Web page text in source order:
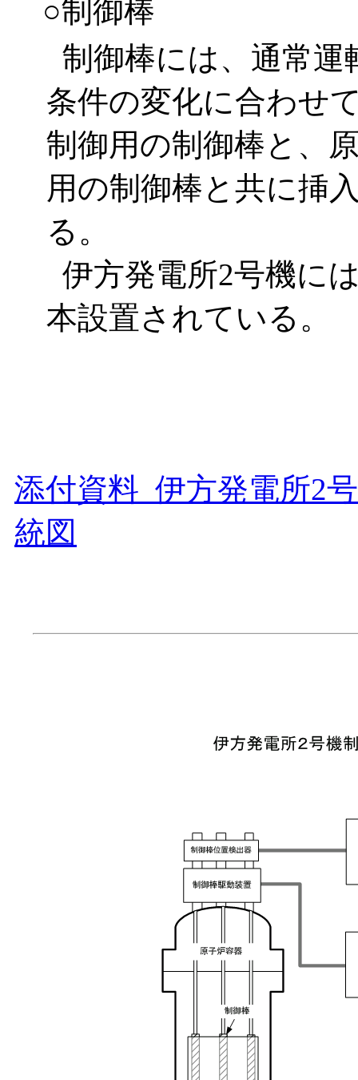
○制御棒
制御棒には、通常運
条件の変化に合わせ
制御用の制御棒と、
用の制御棒と共に挿
る。
伊方発電所2号機に
本設置されている。
添付資料 伊方発電所2
統図